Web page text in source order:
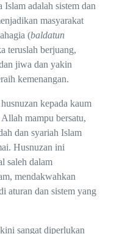
adalah sistem dan
masyarakat
(baldatun
teruslah berjuang,
jiwa dan yakin
kemenangan.
kepada kaum
mampu bersatu,
dan syariah Islam
Husnuzan ini
saleh dalam
mendakwahkan
aturan dan sistem yang
sangat diperlukan